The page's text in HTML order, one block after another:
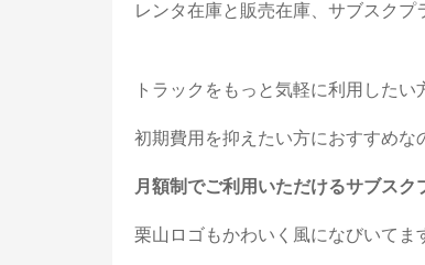
レンタ在庫と販売在庫、サブスクプ
トラックをもっと気軽に利用したい
初期費用を抑えたい方におすすめな
月額制でご利用いただけるサブスク
栗山ロゴもかわいく風になびいてま